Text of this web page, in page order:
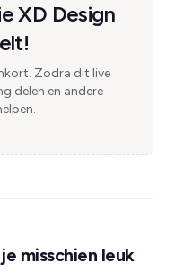
XD Design
Zodra dit live
delen en andere
misschien leuk